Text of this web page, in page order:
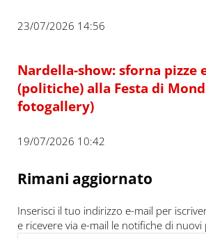
23/07/2026 14:56
Nardella-show: sforna pizze
(politiche) alla Festa di
fotogallery)
19/07/2026 10:42
Rimani aggiornato
Inserisci il tuo indirizzo e-mail per
e ricevere via e-mail le notifiche di nuovi